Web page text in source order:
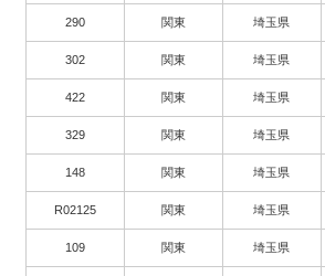
290 関東 埼玉県
302 関東 埼玉県
422 関東 埼玉県
329 関東 埼玉県
148 関東 埼玉県
R02125 関東 埼玉県
109 関東 埼玉県